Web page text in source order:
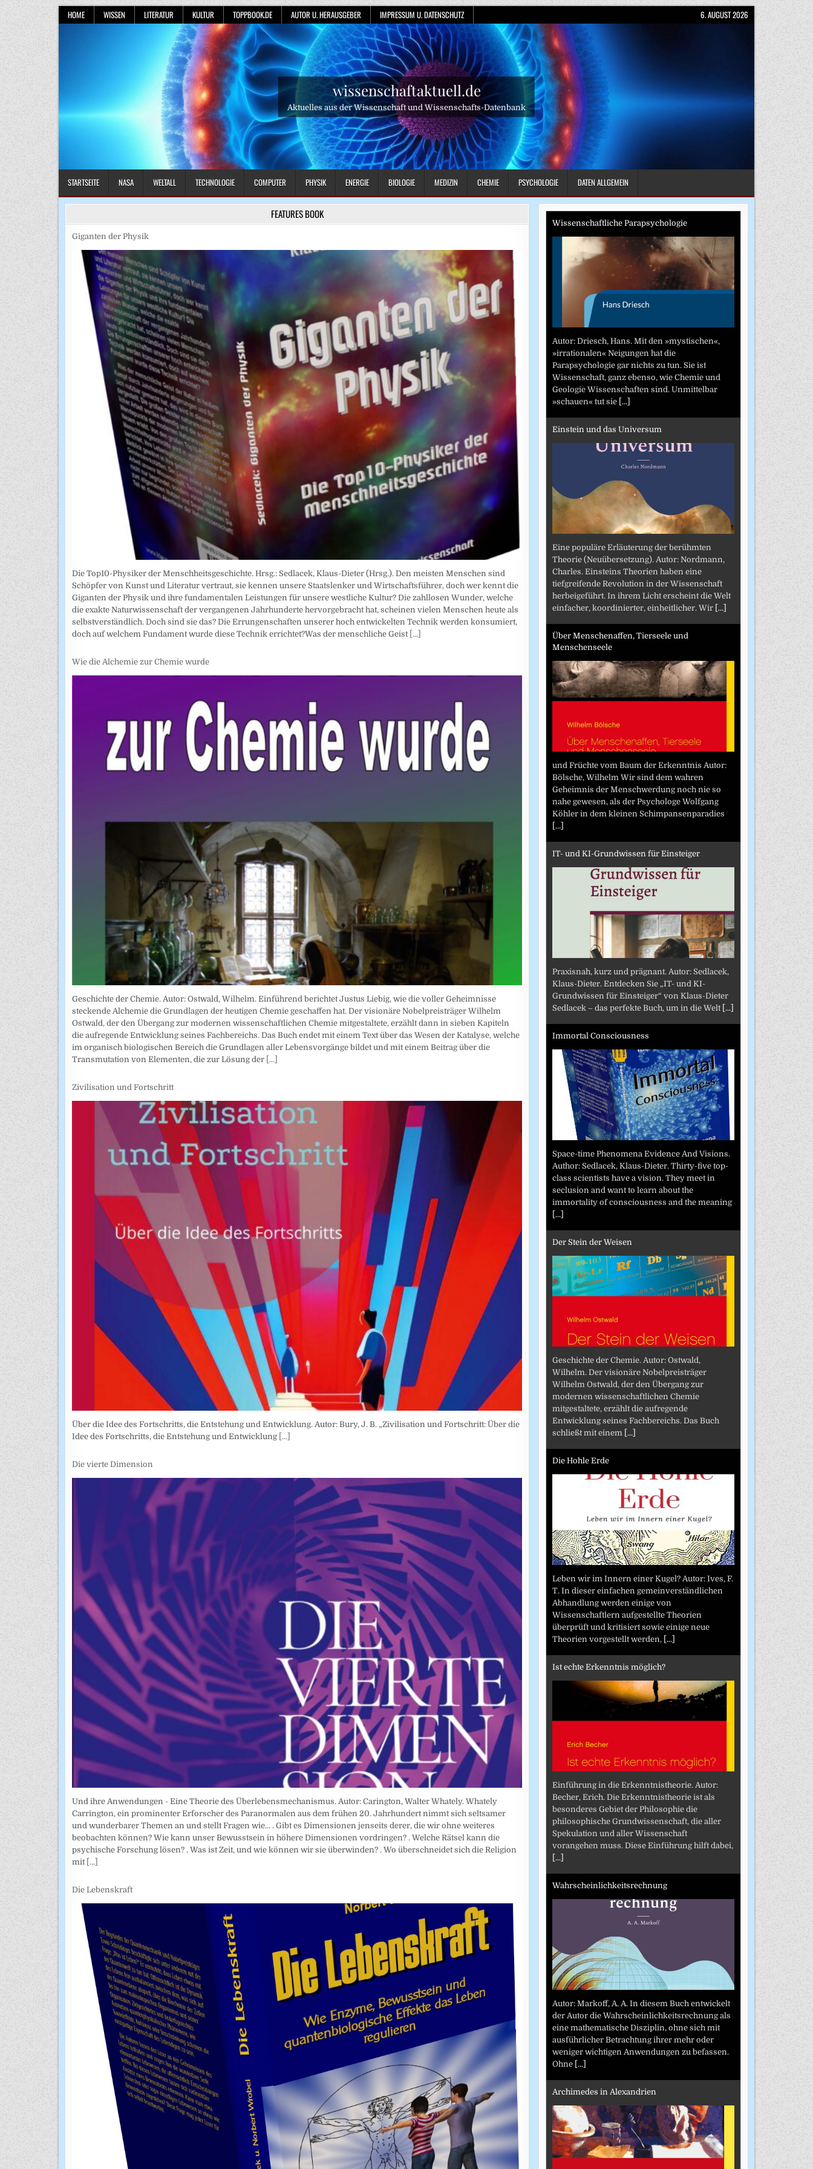
Skip
to
content
HOME WISSEN LITERATUR KULTUR TOPPBOOK.DE AUTOR U. HERAUSGEBER IMPRESSUM U. DATENSCHUTZ 6. AUGUST 2026
wissenschaftaktuell.de
Aktuelles aus der Wissenschaft und Wissenschafts-Datenbank
STARTSEITE NASA WELTALL TECHNOLOGIE COMPUTER PHYSIK ENERGIE BIOLOGIE MEDIZIN CHEMIE PSYCHOLOGIE DATEN ALLGEMEIN
FEATURES BOOK
Giganten der Physik
Die Top10-Physiker der Menschheitsgeschichte. Hrsg.: Sedlacek, Klaus-Dieter (Hrsg.). Den meisten Menschen sind
Schöpfer von Kunst und Literatur vertraut, sie kennen unsere Staatslenker und Wirtschaftsführer, doch wer kennt die
Giganten der Physik und ihre fundamentalen Leistungen für unsere westliche Kultur? Die zahllosen Wunder, welche
die exakte Naturwissenschaft der vergangenen Jahrhunderte hervorgebracht hat, scheinen vielen Menschen heute als
selbstverständlich. Doch sind sie das? Die Errungenschaften unserer hoch entwickelten Technik werden konsumiert,
doch auf welchem Fundament wurde diese Technik errichtet?Was der menschliche Geist [...]
Wie die Alchemie zur Chemie wurde
Geschichte der Chemie. Autor: Ostwald, Wilhelm. Einführend berichtet Justus Liebig, wie die voller Geheimnisse
steckende Alchemie die Grundlagen der heutigen Chemie geschaffen hat. Der visionäre Nobelpreisträger Wilhelm
Ostwald, der den Übergang zur modernen wissenschaftlichen Chemie mitgestaltete, erzählt dann in sieben Kapiteln
die aufregende Entwicklung seines Fachbereichs. Das Buch endet mit einem Text über das Wesen der Katalyse, welche
im organisch biologischen Bereich die Grundlagen aller Lebensvorgänge bildet und mit einem Beitrag über die
Transmutation von Elementen, die zur Lösung der [...]
Zivilisation und Fortschritt
Über die Idee des Fortschritts, die Entstehung und Entwicklung. Autor: Bury, J. B. „Zivilisation und Fortschritt: Über die
Idee des Fortschritts, die Entstehung und Entwicklung [...]
Die vierte Dimension
Und ihre Anwendungen - Eine Theorie des Überlebensmechanismus. Autor: Carington, Walter Whately. Whately
Carrington, ein prominenter Erforscher des Paranormalen aus dem frühen 20. Jahrhundert nimmt sich seltsamer
und wunderbarer Themen an und stellt Fragen wie... . Gibt es Dimensionen jenseits derer, die wir ohne weiteres
beobachten können? Wie kann unser Bewusstsein in höhere Dimensionen vordringen? . Welche Rätsel kann die
psychische Forschung lösen? . Was ist Zeit, und wie können wir sie überwinden? . Wo überschneidet sich die Religion
mit [...]
Die Lebenskraft
Wissenschaftliche Parapsychologie
Autor: Driesch, Hans. Mit den »mystischen«,
»irrationalen« Neigungen hat die
Parapsychologie gar nichts zu tun. Sie ist
Wissenschaft, ganz ebenso, wie Chemie und
Geologie Wissenschaften sind. Unmittelbar
»schauen« tut sie [...]
Einstein und das Universum
Eine populäre Erläuterung der berühmten
Theorie (Neuübersetzung). Autor: Nordmann,
Charles. Einsteins Theorien haben eine
tiefgreifende Revolution in der Wissenschaft
herbeigeführt. In ihrem Licht erscheint die Welt
einfacher, koordinierter, einheitlicher. Wir [...]
Über Menschenaffen, Tierseele und
Menschenseele
und Früchte vom Baum der Erkenntnis Autor:
Bölsche, Wilhelm Wir sind dem wahren
Geheimnis der Menschwerdung noch nie so
nahe gewesen, als der Psychologe Wolfgang
Köhler in dem kleinen Schimpansenparadies
[...]
IT- und KI-Grundwissen für Einsteiger
Praxisnah, kurz und prägnant. Autor: Sedlacek,
Klaus-Dieter. Entdecken Sie „IT- und KI-
Grundwissen für Einsteiger“ von Klaus-Dieter
Sedlacek – das perfekte Buch, um in die Welt [...]
Immortal Consciousness
Space-time Phenomena Evidence And Visions.
Author: Sedlacek, Klaus-Dieter. Thirty-five top-
class scientists have a vision. They meet in
seclusion and want to learn about the
immortality of consciousness and the meaning
[...]
Der Stein der Weisen
Geschichte der Chemie. Autor: Ostwald,
Wilhelm. Der visionäre Nobelpreisträger
Wilhelm Ostwald, der den Übergang zur
modernen wissenschaftlichen Chemie
mitgestaltete, erzählt die aufregende
Entwicklung seines Fachbereichs. Das Buch
schließt mit einem [...]
Die Hohle Erde
Leben wir im Innern einer Kugel? Autor: Ives, F.
T. In dieser einfachen gemeinverständlichen
Abhandlung werden einige von
Wissenschaftlern aufgestellte Theorien
überprüft und kritisiert sowie einige neue
Theorien vorgestellt werden, [...]
Ist echte Erkenntnis möglich?
Einführung in die Erkenntnistheorie. Autor:
Becher, Erich. Die Erkenntnistheorie ist als
besonderes Gebiet der Philosophie die
philosophische Grundwissenschaft, die aller
Spekulation und aller Wissenschaft
vorangehen muss. Diese Einführung hilft dabei,
[...]
Wahrscheinlichkeitsrechnung
Autor: Markoff, A. A. In diesem Buch entwickelt
der Autor die Wahrscheinlichkeitsrechnung als
eine mathematische Disziplin, ohne sich mit
ausführlicher Betrachtung ihrer mehr oder
weniger wichtigen Anwendungen zu befassen.
Ohne [...]
Archimedes in Alexandrien